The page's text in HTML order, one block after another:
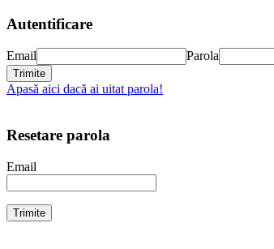
Autentificare
Email Parola
Apasă aici dacă ai uitat parola!
Resetare parola
Email